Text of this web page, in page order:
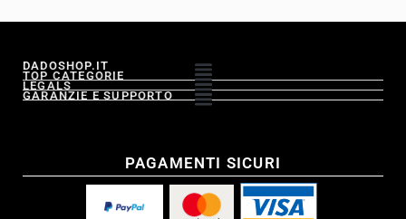
DADOSHOP.IT
TOP CATEGORIE
LEGALS
GARANZIE E SUPPORTO
PAGAMENTI SICURI